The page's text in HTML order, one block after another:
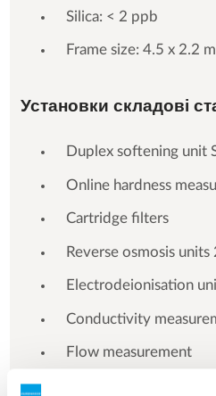
Silica: < 2 ppb
Frame size: 4.5 x 2.2 m
Установки складові
Duplex softening unit
Online hardness
Cartridge filters
Reverse osmosis units
Electrodeionisation
Conductivity
Flow measurement